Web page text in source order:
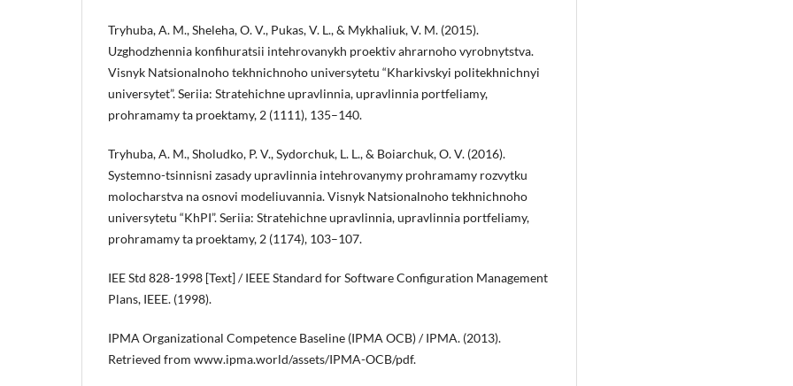
Tryhuba, A. M., Sheleha, O. V., Pukas, V. L., & Mykhaliuk, V. M. (2015).
Uzghodzhennia konfihuratsii intehrovanykh proektiv ahrarnoho vyrobnytstva.
Visnyk Natsionalnoho tekhnichnoho universytetu “Kharkivskyi politekhnichnyi
universytet”. Seriia: Stratehichne upravlinnia, upravlinnia portfeliamy,
prohramamy ta proektamy, 2 (1111), 135–140.
Tryhuba, A. M., Sholudko, P. V., Sydorchuk, L. L., & Boiarchuk, O. V. (2016).
Systemno-tsinnisni zasady upravlinnia intehrovanymy prohramamy rozvytku
molocharstva na osnovi modeliuvannia. Visnyk Natsionalnoho tekhnichnoho
universytetu “KhPI”. Seriia: Stratehichne upravlinnia, upravlinnia portfeliamy,
prohramamy ta proektamy, 2 (1174), 103–107.
IEE Std 828-1998 [Text] / IEEE Standard for Software Configuration Management
Plans, IEEE. (1998).
IPMA Organizational Competence Baseline (IPMA OCB) / IPMA. (2013).
Retrieved from www.ipma.world/assets/IPMA-OCB/pdf.